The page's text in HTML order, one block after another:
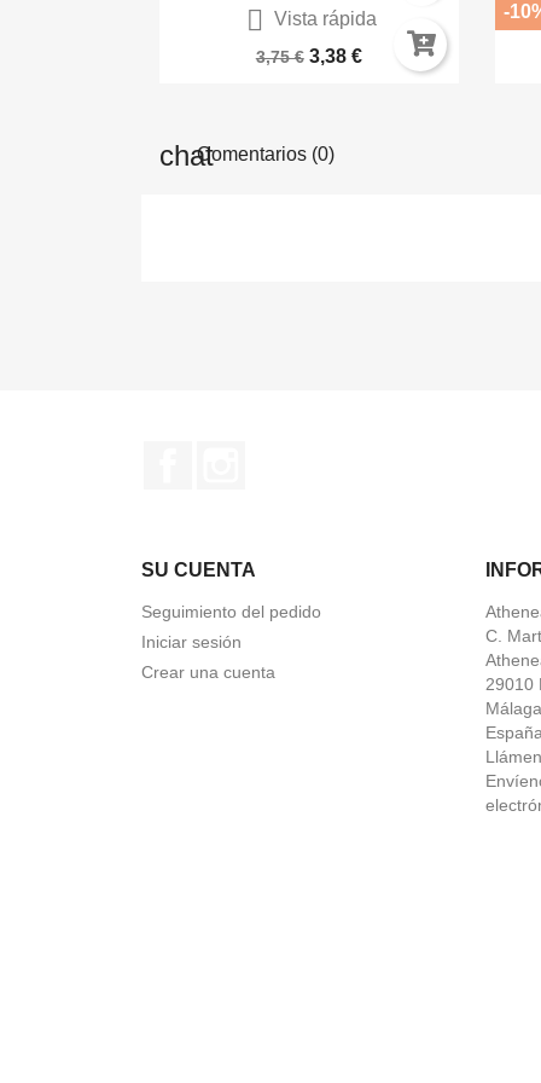
 Vista rápida
Suciedad Viscosa Oscura...
3,75 € 3,38 €
-
Comentarios (0)
SU CUENTA
Seguimiento del pedido
Iniciar sesión
Crear una cuenta
C.
29010
Málaga
España